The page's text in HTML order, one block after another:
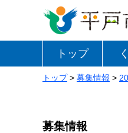
トップ
トップ> 募集情報 >
募集情報